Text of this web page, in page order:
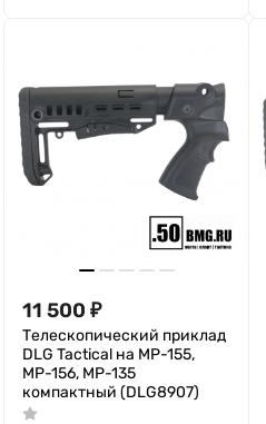
11 500 ₽
Телескопический приклад
DLG Tactical на МР-155,
МР-156, МР-135
компактный (DLG8907)